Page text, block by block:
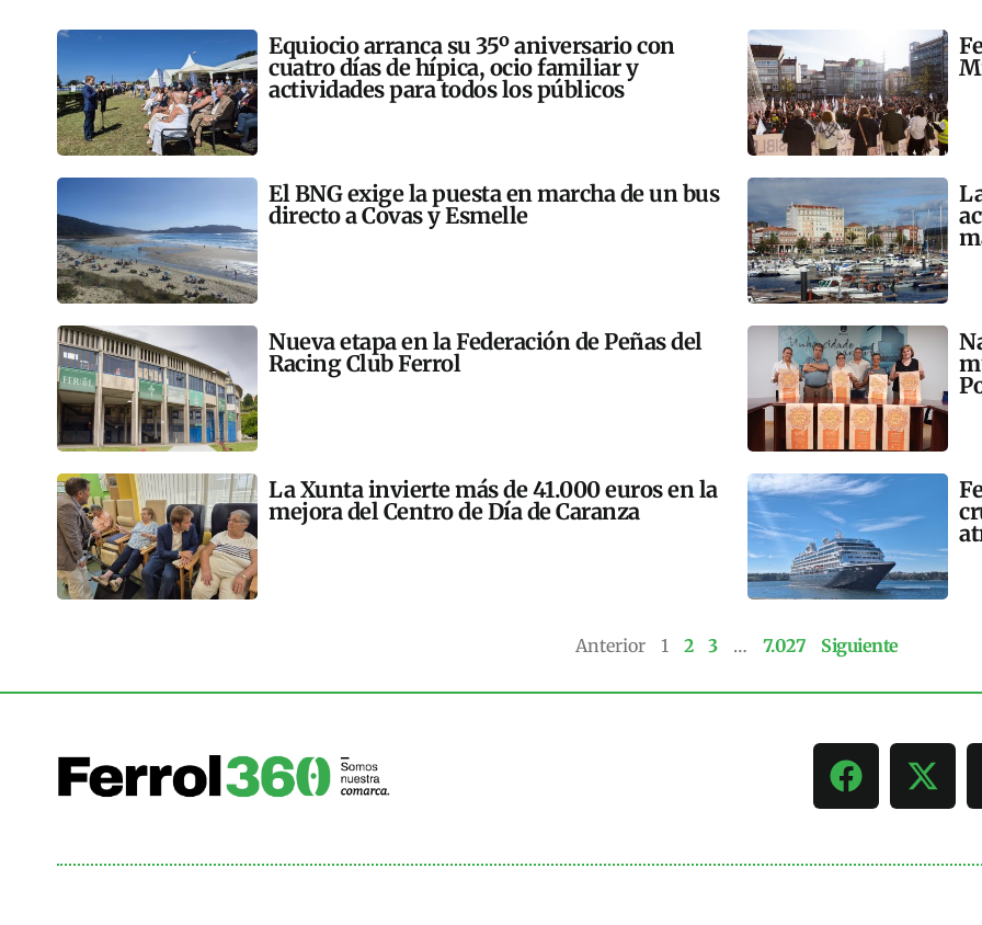
Equiocio arranca su 35º aniversario con
cuatro días de hípica, ocio familiar y
actividades para todos los públicos
El BNG exige la puesta en marcha de un bus
directo a Covas y Esmelle
Nueva etapa en la Federación de Peñas del
Racing Club Ferrol
La Xunta invierte más de 41.000 euros en la
mejora del Centro de Día de Caranza
Anterior 1 2 3 … 7.027 Siguiente